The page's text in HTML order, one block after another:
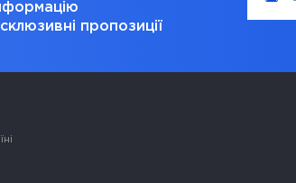
пропозиції